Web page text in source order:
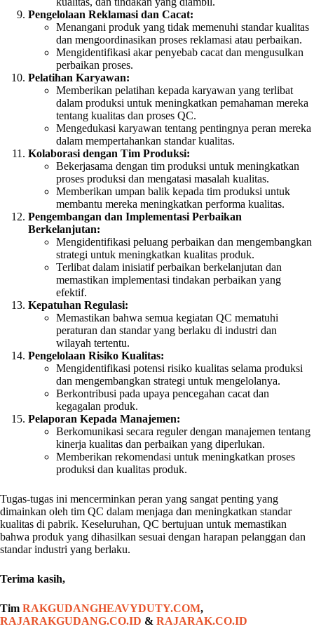
Pengelolaan Reklamasi dan Cacat:
Menangani produk yang tidak memenuhi standar kualitas
dan mengoordinasikan proses reklamasi atau perbaikan.
Mengidentifikasi akar penyebab cacat dan mengusulkan
perbaikan proses.
Pelatihan Karyawan:
Memberikan pelatihan kepada karyawan yang terlibat
dalam produksi untuk meningkatkan pemahaman mereka
tentang kualitas dan proses QC.
Mengedukasi karyawan tentang pentingnya peran mereka
dalam mempertahankan standar kualitas.
Kolaborasi dengan Tim Produksi:
Bekerjasama dengan tim produksi untuk meningkatkan
proses produksi dan mengatasi masalah kualitas.
Memberikan umpan balik kepada tim produksi untuk
membantu mereka meningkatkan performa kualitas.
Pengembangan dan Implementasi Perbaikan
Berkelanjutan:
Mengidentifikasi peluang perbaikan dan mengembangkan
strategi untuk meningkatkan kualitas produk.
Terlibat dalam inisiatif perbaikan berkelanjutan dan
memastikan implementasi tindakan perbaikan yang
efektif.
Kepatuhan Regulasi:
Memastikan bahwa semua kegiatan QC mematuhi
peraturan dan standar yang berlaku di industri dan
wilayah tertentu.
Pengelolaan Risiko Kualitas:
Mengidentifikasi potensi risiko kualitas selama produksi
dan mengembangkan strategi untuk mengelolanya.
Berkontribusi pada upaya pencegahan cacat dan
kegagalan produk.
Pelaporan Kepada Manajemen:
Berkomunikasi secara reguler dengan manajemen tentang
kinerja kualitas dan perbaikan yang diperlukan.
Memberikan rekomendasi untuk meningkatkan proses
produksi dan kualitas produk.
Tugas-tugas ini mencerminkan peran yang sangat penting yang
dimainkan oleh tim QC dalam menjaga dan meningkatkan standar
kualitas di pabrik. Keseluruhan, QC bertujuan untuk memastikan
bahwa produk yang dihasilkan sesuai dengan harapan pelanggan dan
standar industri yang berlaku.
Terima kasih,
Tim RAKGUDANGHEAVYDUTY.COM,
RAJARAKGUDANG.CO.ID & RAJARAK.CO.ID